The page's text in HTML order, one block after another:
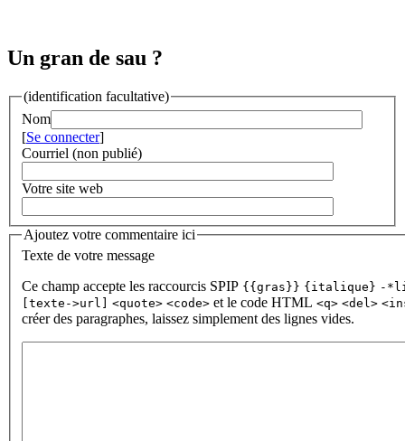
Un gran de sau ?
(identification facultative)
Nom
[Se connecter]
Courriel (non publié)
Votre site web
Ajoutez votre commentaire ici
Texte de votre message
Ce champ accepte les raccourcis SPIP {{gras}} {italique} -
[texte->url]
<quote> <code> et le code HTML <q> <del>
créer des paragraphes, laissez simplement des lignes vides.